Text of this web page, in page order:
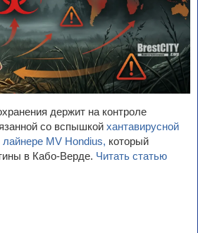
держит на контроле
со вспышкой хантавирусной
MV Hondius, который
в Кабо-Верде. Читать статью